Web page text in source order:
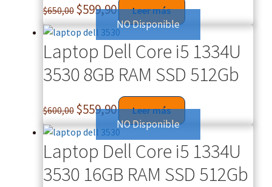
$650,00 $599,90 Leer más
NO Disponible
Laptop Dell Core i5 1334U
3530 8GB RAM SSD 512Gb
$600,00 $559,90 Leer más
NO Disponible
Laptop Dell Core i5 1334U
3530 16GB RAM SSD 512Gb